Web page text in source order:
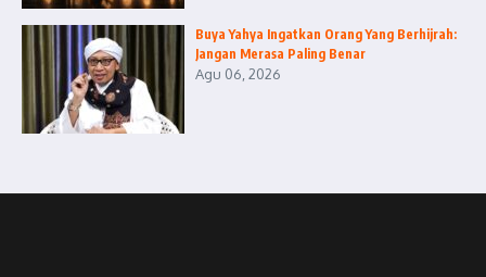
Buya Yahya Ingatkan Orang Yang Berhijrah:
Jangan Merasa Paling Benar
Agu 06, 2026